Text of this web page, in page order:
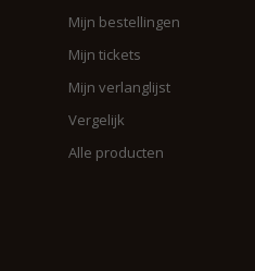
Mijn bestellingen
Mijn tickets
Mijn verlanglijst
Vergelijk
Alle producten